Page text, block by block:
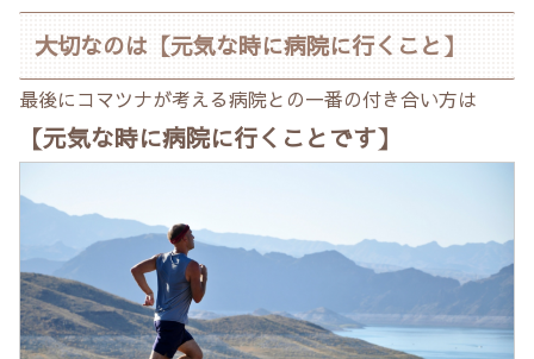
大切なのは【元気な時に病院に行くこと】
最後にコマツナが考える病院との一番の付き合い方は
【元気な時に病院に行くことです】